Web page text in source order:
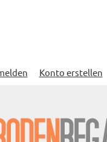
Konto erstellen